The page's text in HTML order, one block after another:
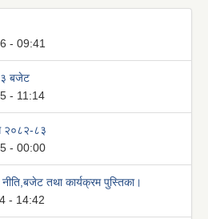
- 09:41
बजेट
- 11:14
२०८२-८३
- 00:00
तथा कार्यक्रम पुस्तिका।
- 14:42